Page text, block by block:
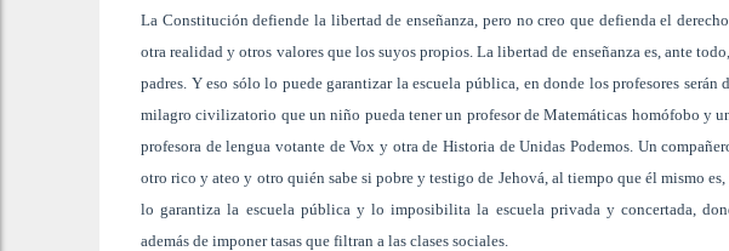
La Constitución defiende la libertad de enseñanza, pero no creo que defienda el
otra realidad y otros valores que los suyos propios. La libertad de enseñanza es, ante
padres. Y eso sólo lo puede garantizar la escuela pública, en donde los profesores
milagro civilizatorio que un niño pueda tener un profesor de Matemáticas homófobo y
profesora de lengua votante de Vox y otra de Historia de Unidas Podemos. Un
otro rico y ateo y otro quién sabe si pobre y testigo de Jehová, al tiempo que él mismo
lo garantiza la escuela pública y lo imposibilita la escuela privada y concertada,
además de imponer tasas que filtran a las clases sociales.